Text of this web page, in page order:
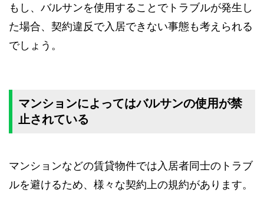
もし、バルサンを使用することでトラブルが発生し
た場合、契約違反で入居できない事態も考えられる
でしょう。
マンションによってはバルサンの使用が禁
止されている
マンションなどの賃貸物件では入居者同士のトラブ
ルを避けるため、様々な契約上の規約があります。